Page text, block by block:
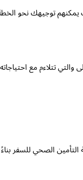
توجيهك نحو
تتلاءم مع احتياجاته
الصحي للسفر